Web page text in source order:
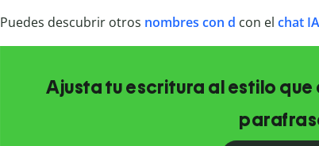
Puedes descubrir otros nombres con d con el chat IA
Ajusta tu escritura al estilo